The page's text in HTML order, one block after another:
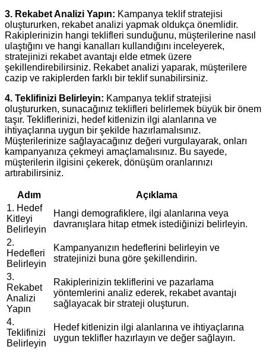
3. Rekabet Analizi Yapın: Kampanya teklif stratejisi
oluştururken, rekabet analizi yapmak oldukça önemlidir.
Rakiplerinizin hangi teklifleri sunduğunu, müşterilerine nasıl
ulaştığını ve hangi kanalları kullandığını inceleyerek,
stratejinizi rekabet avantajı elde etmek üzere
şekillendirebilirsiniz. Rekabet analizi yaparak, müşterilere
cazip ve rakiplerden farklı bir teklif sunabilirsiniz.
4. Teklifinizi Belirleyin: Kampanya teklif stratejisi
oluştururken, sunacağınız teklifleri belirlemek büyük bir önem
taşır. Tekliflerinizi, hedef kitlenizin ilgi alanlarına ve
ihtiyaçlarına uygun bir şekilde hazırlamalısınız.
Müşterilerinize sağlayacağınız değeri vurgulayarak, onları
kampanyanıza çekmeyi amaçlamalısınız. Bu sayede,
müşterilerin ilgisini çekerek, dönüşüm oranlarınızı
artırabilirsiniz.
Adım
Açıklama
1. Hedef
Kitleyi
Belirleyin
Hangi demografiklere, ilgi alanlarına veya
davranışlara hitap etmek istediğinizi belirleyin.
2.
Hedefleri
Belirleyin
Kampanyanızın hedeflerini belirleyin ve
stratejinizi buna göre şekillendirin.
3.
Rekabet
Analizi
Yapın
Rakiplerinizin tekliflerini ve pazarlama
yöntemlerini analiz ederek, rekabet avantajı
sağlayacak bir strateji oluşturun.
4.
Teklifinizi
Belirleyin
Hedef kitlenizin ilgi alanlarına ve ihtiyaçlarına
uygun teklifler hazırlayın ve değer sağlayın.